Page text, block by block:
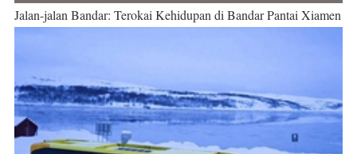
Jalan-jalan Bandar: Terokai Kehidupan di Bandar Pantai Xiamen